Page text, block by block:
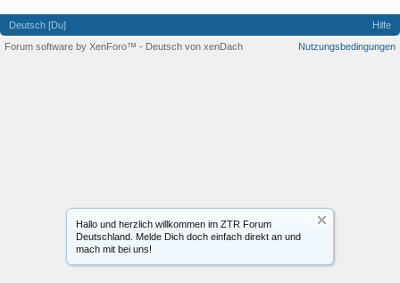
Hallo und herzlich willkommen im ZTR Forum
Deutschland. Melde Dich doch einfach direkt an und
mach mit bei uns!
Deutsch [Du]
Hilfe
Nutzungsbedingungen
Forum software by XenForo™ - Deutsch von xenDach